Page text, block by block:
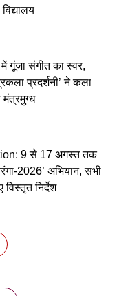
गूंजा संगीत का स्वर,
प्रदर्शनी’ ने कला
मंत्रमुग्ध
9 से 17 अगस्त तक
2026’ अभियान, सभी
निर्देश